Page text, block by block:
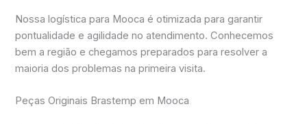
Nossa logística para Mooca é otimizada para garantir
pontualidade e agilidade no atendimento. Conhecemos
bem a região e chegamos preparados para resolver a
maioria dos problemas na primeira visita.
Peças Originais Brastemp em Mooca